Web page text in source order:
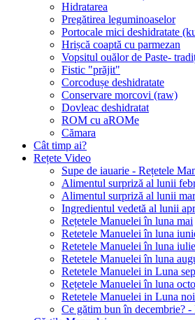
Hidratarea
Pregătirea leguminoaselor
Portocale mici deshidratate
Hrișcă coaptă cu parmezan
Vopsitul ouălor de Paste-
Fistic "prăjit"
Corcodușe deshidratate
Conservare morcovi (raw)
Dovleac deshidratat
ROM cu aROMe
Cămara
Cât timp ai?
Rețete Video
Supe de iauarie - Rețetele
Alimentul surpriză al lunii
Alimentul surpriză al lunii
Ingredientul vedetă al lunii
Rețetele Manuelei în luna mai
Retetele Manuelei în luna
Retetele Manuelei în luna iulie
Retetele Manuelei în luna
Retetele Manuelei in Luna
Rețetele Manuelei în luna
Retetele Manuelei in Luna
Ce gătim bun în decembrie? -